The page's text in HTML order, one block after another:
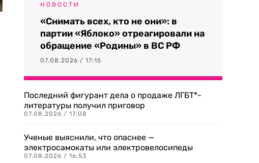
НОВОСТИ
«Снимать всех, кто не они»: в
партии «Яблоко» отреагировали на
обращение «Родины» в ВС РФ
07.08.2026 / 17:15
Последний фигурант дела о продаже ЛГБТ*-
литературы получил приговор
07.08.2026 / 17:08
Ученые выяснили, что опаснее —
электросамокаты или электровелосипеды
07.08.2026 / 16:53